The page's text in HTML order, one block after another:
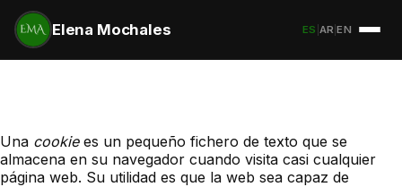
Elena Mochales ES AR |EN
Una cookiees un pequeño fichero de texto que se
almacena en su navegador cuando visita casi cualquier
página web. Su utilidad es que la web sea capaz de